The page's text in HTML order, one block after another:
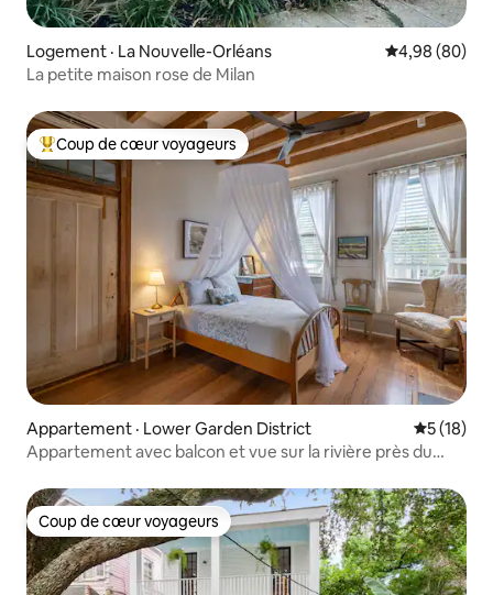
Logement · La Nouvelle-Orléans Note
4,98 (80)
La petite maison rose de Milan
Coup de cœur voyageurs parmi les plus aimés
Coup de cœur voyageurs
Appartement · Lower Garden District Note
5 (18)
Appartement avec balcon et vue sur la rivière près du
Coup de cœur voyageurs
Coup de cœur voyageurs